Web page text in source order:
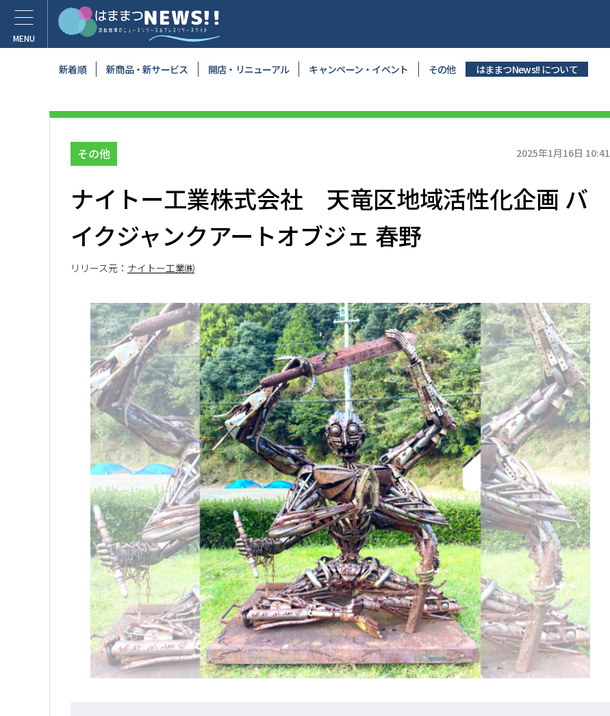
新着順 新商品・新サービス 開店・リニューアル キャンペーン・イベント その他 はままつNews!! について
その他 2025年1月16日 10:41
ナイトー工業株式会社 天竜区地域活性化企画 バ
イクジャンクアートオブジェ 春野
リリース元： ナイトー工業㈱